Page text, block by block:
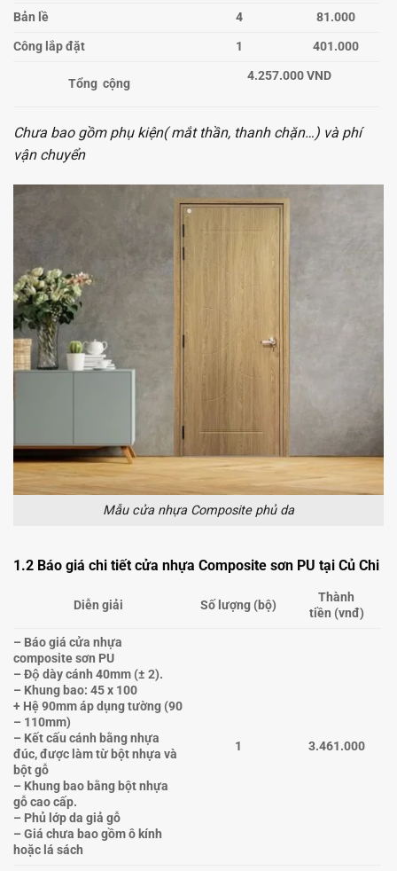
Bản lề
4
81.000
Công lắp đặt
1 401.000
Tổng cộng
4.257.000 VND
Chưa bao gồm phụ kiện( mắt thần, thanh chặn…) và phí
vận chuyển
Mẫu cửa nhựa Composite phủ da
1.2 Báo giá chi tiết cửa nhựa Composite sơn PU tại Củ Chi
Diễn giải Số lượng (bộ)
Thành
tiền (vnđ)
– Báo giá cửa nhựa
composite sơn PU
– Độ dày cánh 40mm (± 2).
– Khung bao: 45 x 100
+ Hệ 90mm áp dụng tường (90
– 110mm)
– Kết cấu cánh bằng nhựa
đúc, được làm từ bột nhựa và
bột gỗ
– Khung bao bằng bột nhựa
gỗ cao cấp.
– Phủ lớp da giả gỗ
– Giá chưa bao gồm ô kính
hoặc lá sách
1 3.461.000